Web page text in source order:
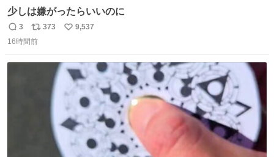
少しは嫌がったらいいのに
返
信
3
リ
ポ
373
い
数
9,537
16時間前